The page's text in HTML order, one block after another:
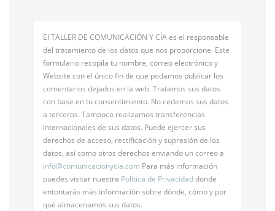
El TALLER DE COMUNICACIÓN Y CÍA es el responsable
del tratamiento de los datos que nos proporcione. Este
formulario recopila tu nombre, correo electrónico y
Website con el único fin de que podamos publicar los
comentarios dejados en la web. Tratamos sus datos
con base en tu consentimiento. No cedemos sus datos
a terceros. Tampoco realizamos transferencias
internacionales de sus datos. Puede ejercer sus
derechos de acceso, rectificación y supresión de los
datos, así como otros derechos enviando un correo a
info@comunicacionycia.com Para más información
puedes visitar nuestra Política de Privacidaddonde
entontarás más información sobre dónde, cómo y por
qué almacenamos sus datos.